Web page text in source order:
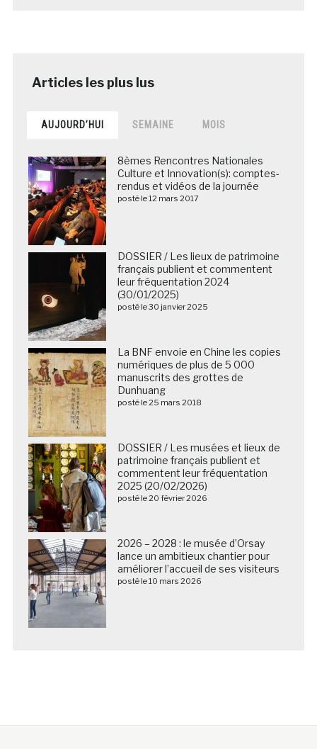
AUJOURD’HUI SEMAINE MOIS
8èmes Rencontres Nationales
Culture et Innovation(s): comptes-
rendus et vidéos de la journée
posté le 12 mars 2017
DOSSIER / Les lieux de patrimoine
français publient et commentent
leur fréquentation 2024
(30/01/2025)
posté le 30 janvier 2025
La BNF envoie en Chine les copies
numériques de plus de 5 000
manuscrits des grottes de
Dunhuang
posté le 25 mars 2018
DOSSIER / Les musées et lieux de
patrimoine français publient et
commentent leur fréquentation
2025 (20/02/2026)
posté le 20 février 2026
2026 – 2028 : le musée d’Orsay
lance un ambitieux chantier pour
améliorer l’accueil de ses visiteurs
posté le 10 mars 2026